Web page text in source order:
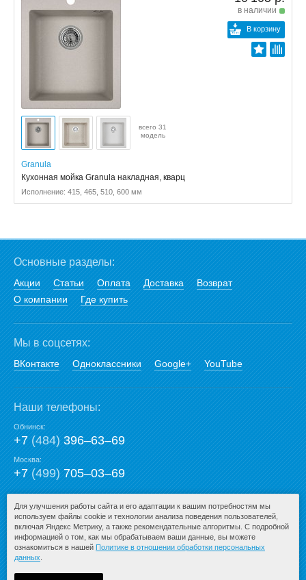
в наличии
В корзину
всего 31
модель
Granula
Кухонная мойка Granula накладная, кварц
Исполнение: 415, 465, 510, 600 мм
Основные разделы:
Акции Статьи Оплата Доставка
Возврат
О компании
Где купить
Мы в соцсетях:
ВКонтакте Одноклассники Google+ YouTube
Наши телефоны:
Обнинск:
+7(484)396‒63‒69
Москва:
+7(499)705‒03‒69
E-mail:
mail@san-premium.ru
Для улучшения работы сайта и его адаптации к вашим потребностям мы
используем файлы cookie и технологии анализа поведения пользователей,
включая Яндекс Метрику, а также рекомендательные алгоритмы. С подробной
информацией о том, как мы обрабатываем ваши данные, вы можете
ознакомиться в нашей Политике в отношении обработки персональных
данных